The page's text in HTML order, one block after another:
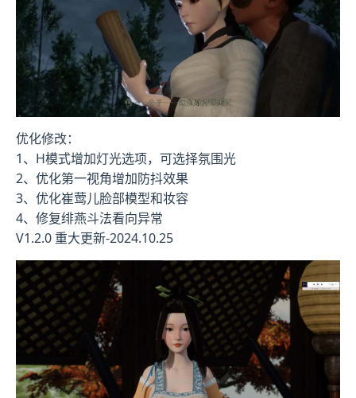
优化修改：
1、H模式增加灯光选项，可选择氛围光
2、优化第一视角增加防抖效果
3、优化崔莺儿脸部模型和妆容
4、修复绯燕斗法看向异常
V1.2.0 重大更新-2024.10.25